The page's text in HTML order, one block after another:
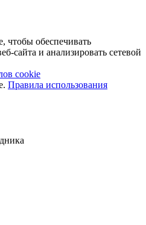
чтобы обеспечивать
сайта и анализировать сетевой
cookie
Правила использования